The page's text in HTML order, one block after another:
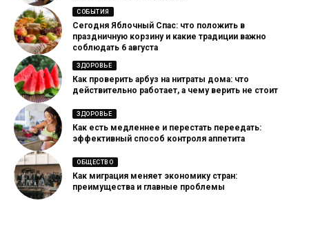
СОБЫТИЯ
Сегодня Яблочный Спас: что положить в
праздничную корзину и какие традиции важно
соблюдать 6 августа
ЗДОРОВЬЕ
Как проверить арбуз на нитраты дома: что
действительно работает, а чему верить не стоит
ЗДОРОВЬЕ
Как есть медленнее и перестать переедать:
эффективный способ контроля аппетита
ОБЩЕСТВО
Как миграция меняет экономику стран:
преимущества и главные проблемы